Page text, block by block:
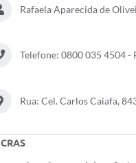
Rafaela Aparecida de
Telefone: 0800 035 4504 -
Rua: Cel. Carlos Caiafa,
CRAS